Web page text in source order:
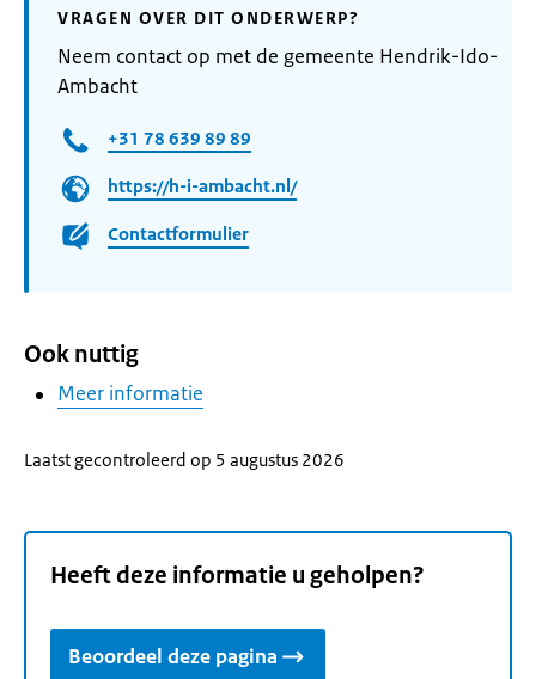
VRAGEN OVER DIT ONDERWERP?
Neem contact op met de gemeente Hendrik-Ido-
Ambacht
+31 78 639 89 89
https://h-i-ambacht.nl/
Contactformulier
Ook nuttig
Meer informatie
Laatst gecontroleerd op 5 augustus 2026
Heeft deze informatie u geholpen?
Beoordeel deze pagina